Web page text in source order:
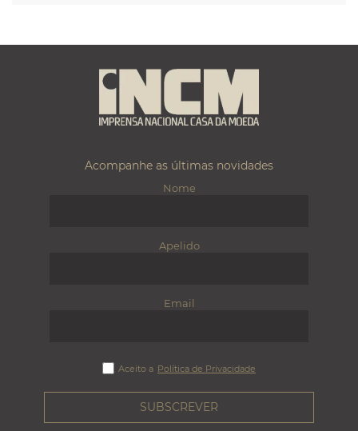
Acompanhe as últimas novidades
Nome
Apelido
Email
Aceito a Política de Privacidade